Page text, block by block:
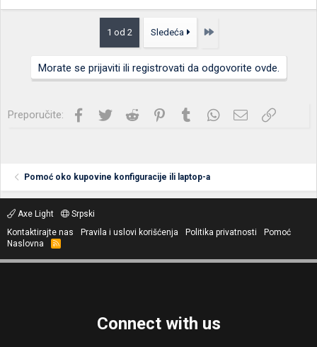
1 od 2 Sledeća Poslednja
Morate se prijaviti ili registrovati da odgovorite ovde.
Preporučite: Facebook
Twitter Reddit PinterestTumblrWhatsApp
Imejl Link
Pomoć oko kupovine konfiguracije ili laptop-a
Axe Light
Srpski
Kontaktirajte nas
Pravila i uslovi korišćenja Politika privatnosti
Pomoć
Naslovna
R
S
Connect with us